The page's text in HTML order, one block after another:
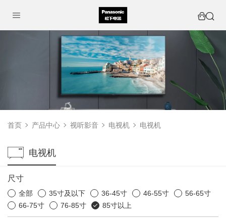
首页 产品中心 视听影音 电视机 电视机
电视机
尺寸
全部 35寸及以下 36-45寸 46-55寸
56-65寸
66-75寸
76-85寸 85寸以上